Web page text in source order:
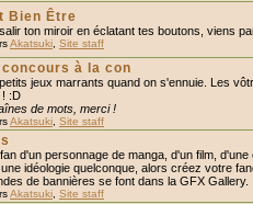
Bien Être
ton miroir en éclatant tes boutons, viens
Akatsuki Site staff
à la con
jeux marrants quand on s'ennuie. Les
! :D
de mots, merci !
Akatsuki Site staff
d'un personnage de manga, d'un film,
idéologie quelconque, alors créez votre
de bannières se font dans la GFX Gallery.
Akatsuki Site staff